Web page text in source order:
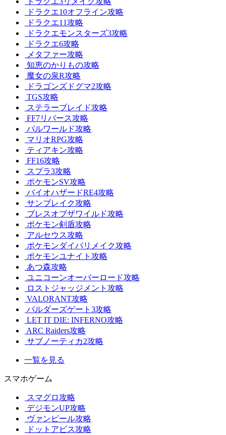
ドラクエ10オフライン攻略
ドラクエ11攻略
ドラクエモンスターズ3攻略
ドラクエ6攻略
メタファー攻略
知恵のかりもの攻略
魔女の泉R攻略
ドラゴンズドグマ2攻略
TGS攻略
ステラーブレイド攻略
FF7リバース攻略
パルワールド攻略
マリオRPG攻略
ティアキン攻略
FF16攻略
スプラ3攻略
ポケモンSV攻略
バイオハザードRE4攻略
サンブレイク攻略
ブレスオブザワイルド攻略
ポケモン剣盾攻略
アルセウス攻略
ポケモンダイパリメイク攻略
ポケモンユナイト攻略
あつ森攻略
ユニコーンオーバーロード攻略
ロストジャッジメント攻略
VALORANT攻略
バルダーズゲート3攻略
LET IT DIE: INFERNO攻略
ARC Raiders攻略
サブノーティカ2攻略
一覧を見る
スマホゲーム
スマグロ攻略
デジモンUP攻略
ヴァンピール攻略
ドットアビス攻略